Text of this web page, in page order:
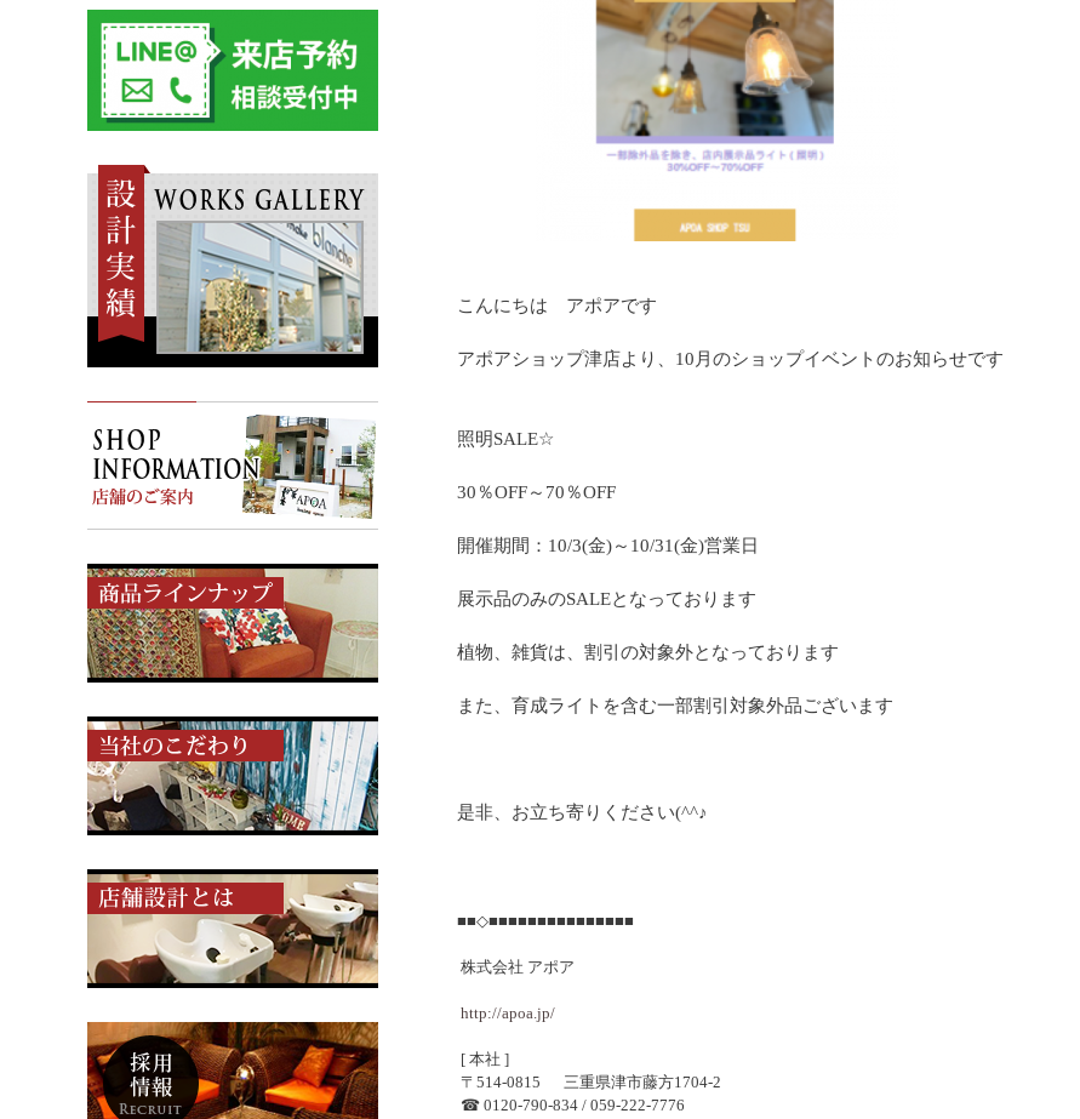
こんにちは アポアです
アポアショップ津店より、10月のショップイベントのお知らせです
照明SALE☆
30％OFF～70％OFF
開催期間：10/3(金)～10/31(金)営業日
展示品のみのSALEとなっております
植物、雑貨は、割引の対象外となっております
また、育成ライトを含む一部割引対象外品ございます
是非、お立ち寄りください(^^♪
■■◇■■■■■■■■■■■■■■■
株式会社 アポア
http://apoa.jp/
[ 本社 ]
〒514-0815 三重県津市藤方1704-2
☎ 0120-790-834 / 059-222-7776